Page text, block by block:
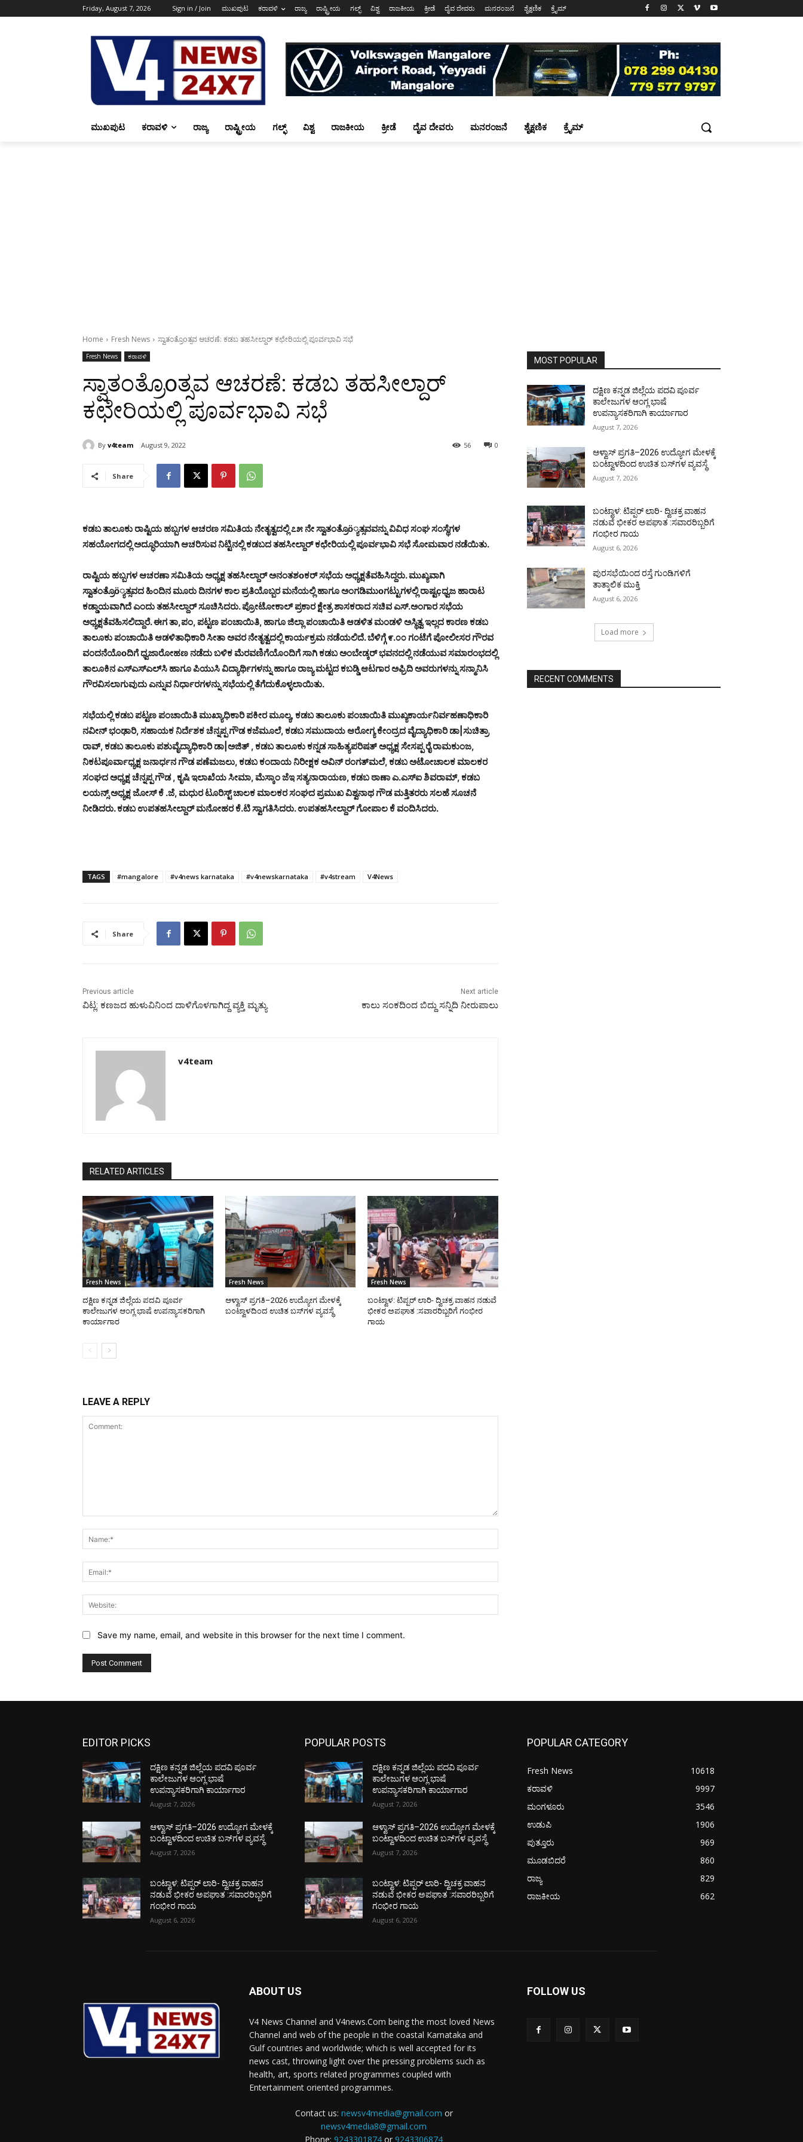
Friday, August 7, 2026 Sign in / Join ಮುಖಪುಟ ಕರಾವಳಿ ರಾಜ್ಯ ರಾಷ್ಟ್ರೀಯ ಗಲ್ಫ್ ವಿಶ್ವ ರಾಜಕೀಯ ಕ್ರೀಡೆ ದೈವ ದೇವರು ಮನರಂಜನೆ ಶೈಕ್ಷಣಿಕ ಕ್ರೈಮ್
ಮುಖಪುಟ ಕರಾವಳಿ ರಾಜ್ಯ ರಾಷ್ಟ್ರೀಯ ಗಲ್ಫ್ ವಿಶ್ವ ರಾಜಕೀಯ ಕ್ರೀಡೆ ದೈವ ದೇವರು ಮನರಂಜನೆ ಶೈಕ್ಷಣಿಕ ಕ್ರೈಮ್
Home Fresh News ಸ್ವಾತಂತ್ರೊoತ್ಸವ ಆಚರಣೆ: ಕಡಬ ತಹಸೀಲ್ದಾರ್ ಕಛೇರಿಯಲ್ಲಿ ಪೂರ್ವಭಾವಿ ಸಭೆ
Fresh News ಕರಾವಳಿ
ಸ್ವಾತಂತ್ರೊoತ್ಸವ ಆಚರಣೆ: ಕಡಬ ತಹಸೀಲ್ದಾರ್
ಕಛೇರಿಯಲ್ಲಿ ಪೂರ್ವಭಾವಿ ಸಭೆ
By v4team August 9, 2022 0
56
Share
ಕಡಬ ತಾಲೂಕು ರಾಷ್ಟಿಯ ಹಬ್ಬಗಳ ಆಚರಣ ಸಮಿತಿಯ ನೇತೃತ್ವದಲ್ಲಿ ೭೫ ನೇ ಸ್ವಾತಂತ್ರೊö್ಯತ್ಸವವನ್ನು ವಿವಿಧ ಸಂಘ ಸಂಸ್ಥೆಗಳ
ಸಹಯೋಗದಲ್ಲಿ ಅದ್ಧೂರಿಯಾಗಿ ಆಚರಿಸುವ ನಿಟ್ಟಿನಲ್ಲಿ ಕಡಬದ ತಹಸೀಲ್ದಾರ್ ಕಛೇರಿಯಲ್ಲಿ ಪೂರ್ವಭಾವಿ ಸಭೆ ಸೋಮವಾರ ನಡೆಯಿತು.
ರಾಷ್ಟಿಯ ಹಬ್ಬಗಳ ಆಚರಣಾ ಸಮಿತಿಯ ಅಧ್ಯಕ್ಷ ತಹಸೀಲ್ದಾರ್ ಅನಂತಶoಕರ್ ಸಭೆಯ ಅಧ್ಯಕ್ಷತೆವಹಿಸಿದ್ದರು. ಮುಖ್ಯವಾಗಿ
ಸ್ವಾತಂತ್ರೊö್ಯತ್ಸವದ ಹಿಂದಿನ ಮೂರು ದಿನಗಳ ಕಾಲ ಪ್ರತಿಯೊಬ್ಬರ ಮನೆಯಲ್ಲಿ ಹಾಗೂ ಅಂಗಡಿಮುoಗಟ್ಟುಗಳಲ್ಲಿ ರಾಷ್ಟçಧ್ವಜ ಹಾರಾಟ
ಕಡ್ಡಾಯವಾಗಿದೆ ಎಂದು ತಹಸೀಲ್ದಾರ್ ಸೂಚಿಸಿದರು. ಪ್ರೋಟೋಕಾಲ್ ಪ್ರಕಾರ ಕ್ಷೇತ್ರ ಶಾಸಕರಾದ ಸಚಿವ ಎಸ್.ಅಂಗಾರ ಸಭೆಯ
ಅಧ್ಯಕ್ಷತೆವಹಿಸಲಿದ್ದಾರೆ. ಈಗ ತಾ,ಪಂ, ಪಟ್ಟಣ ಪಂಚಾಯಿತಿ, ಹಾಗೂ ಜಿಲ್ಲಾ ಪಂಚಾಯಿತಿ ಆಡಳಿತ ಮಂಡಳಿ ಅಸ್ಥಿತ್ವ ಇಲ್ಲದ ಕಾರಣ ಕಡಬ
ತಾಲೂಕು ಪಂಚಾಯಿತಿ ಆಡಳಿತಾಧಿಕಾರಿ ಸೀತಾ ಅವರ ನೇತೃತ್ವದಲ್ಲಿ ಕಾರ್ಯಕ್ರಮ ನಡೆಯಲಿದೆ. ಬೆಳಿಗ್ಗೆ ೯.೦೦ ಗಂಟೆಗೆ ಪೋಲೀಸರ ಗೌರವ
ವಂದನೆಯೊoದಿಗೆ ಧ್ವಜಾರೋಹಣ ನಡೆದು ಬಳಿಕ ಮೆರವಣಿಗೆಯೊಂದಿಗೆ ಸಾಗಿ ಕಡಬ ಅಂಬೇಡ್ಕರ್ ಭವನದಲ್ಲಿ ನಡೆಯುವ ಸಮಾರಂಭದಲ್ಲಿ
ತಾಲೂಕಿನ ಎಸ್‌ಎಸ್‌ಎಲ್‌ಸಿ ಹಾಗೂ ಪಿಯುಸಿ ವಿದ್ಯಾರ್ಥಿಗಳನ್ನು ಹಾಗೂ ರಾಜ್ಯ ಮಟ್ಟದ ಕಬಡ್ಡಿ ಆಟಗಾರ ಅಫ್ರಿದಿ ಅವರುಗಳನ್ನು ಸನ್ಮಾನಿಸಿ
ಗೌರವಿಸಲಾಗುವುದು ಎನ್ನುವ ನಿರ್ಧಾರಗಳನ್ನು ಸಭೆಯಲ್ಲಿ ತೆಗೆದುಕೊಳ್ಳಲಾಯಿತು.
ಸಭೆಯಲ್ಲಿ ಕಡಬ ಪಟ್ಟಣ ಪಂಚಾಯಿತಿ ಮುಖ್ಯಾಧಿಕಾರಿ ಪಕೀರ ಮೂಲ್ಯ, ಕಡಬ ತಾಲೂಕು ಪಂಚಾಯಿತಿ ಮುಖ್ಯಕಾರ್ಯನಿರ್ವಹಣಾಧಿಕಾರಿ
ನವೀನ್ ಭಂಢಾರಿ, ಸಹಾಯಕ ನಿರ್ದೆಶಕ ಚೆನ್ನಪ್ಪ ಗೌಡ ಕಜೆಮೂಲೆ, ಕಡಬ ಸಮುದಾಯ ಆರೋಗ್ಯ ಕೇಂದ್ರದ ವೈದ್ಯಾಧಿಕಾರಿ ಡಾ|ಸುಚಿತ್ರಾ
ರಾವ್, ಕಡಬ ತಾಲೂಕು ಪಶುವೈದ್ಯಾಧಿಕಾರಿ ಡಾ|ಅಜಿತ್ , ಕಡಬ ತಾಲೂಕು ಕನ್ನಡ ಸಾಹಿತ್ಯಪರಿಷತ್ ಅಧ್ಯಕ್ಷ ಸೇಸಪ್ಪ ರೈ ರಾಮಕುಂಜ,
ನಿಕಟಪೂರ್ವಾಧ್ಯಕ್ಷ ಜನಾರ್ಧನ ಗೌಡ ಪಣೆಮಜಲು, ಕಡಬ ಕಂದಾಯ ನಿರೀಕ್ಷಕ ಅವಿನ್ ರಂಗತ್‌ಮಲೆ, ಕಡಬ ಅಟೋಚಾಲಕ ಮಾಲಕರ
ಸಂಘದ ಅಧ್ಯಕ್ಷ ಚೆನ್ನಪ್ಪ ಗೌಡ , ಕೃಷಿ ಇಲಾಖೆಯ ಸೀಮಾ, ಮೆಸ್ಕಾಂ ಜೆಇ ಸತ್ಯನಾರಾಯಣ, ಕಡಬ ಠಾಣಾ ಎ.ಎಸ್‌ಐ ಶಿವರಾಮ್, ಕಡಬ
ಲಯನ್ಸ್ ಅಧ್ಯಕ್ಷ ಜೋಸ್ ಕೆ .ಜೆ, ಮಧುರ ಟೂರಿಸ್ಟ್ ಚಾಲಕ ಮಾಲಕರ ಸಂಘದ ಪ್ರಮುಖ ವಿಶ್ವನಾಥ ಗೌಡ ಮತ್ತಿತರರು ಸಲಹೆ ಸೂಚನೆ
ನೀಡಿದರು. ಕಡಬ ಉಪತಹಸೀಲ್ದಾರ್ ಮನೋಹರ ಕೆ.ಟಿ ಸ್ವಾಗತಿಸಿದರು. ಉಪತಹಸೀಲ್ದಾರ್ ಗೋಪಾಲ ಕೆ ವಂದಿಸಿದರು.
TAGS #mangalore #v4news karnataka #v4newskarnataka #v4stream V4News
Share
Previous article
ವಿಟ್ಲ: ಕಣಜದ ಹುಳುವಿನಿಂದ ದಾಳಿಗೊಳಗಾಗಿದ್ದ ವ್ಯಕ್ತಿ ಮೃತ್ಯು
Next article
ಕಾಲು ಸಂಕದಿಂದ ಬಿದ್ದು ಸನ್ನಿದಿ ನೀರುಪಾಲು
v4team
RELATED ARTICLES
Fresh News
ದಕ್ಷಿಣ ಕನ್ನಡ ಜಿಲ್ಲೆಯ ಪದವಿ ಪೂರ್ವ
ಕಾಲೇಜುಗಳ ಆಂಗ್ಲ ಭಾಷೆ ಉಪನ್ಯಾಸಕರಿಗಾಗಿ
ಕಾರ್ಯಾಗಾರ
Fresh News
ಆಳ್ವಾಸ್ ಪ್ರಗತಿ–2026 ಉದ್ಯೋಗ ಮೇಳಕ್ಕೆ
ಬಂಟ್ವಾಳದಿಂದ ಉಚಿತ ಬಸ್‌ಗಳ ವ್ಯವಸ್ಥೆ
Fresh News
ಬಂಟ್ವಾಳ: ಟಿಪ್ಪರ್ ಲಾರಿ- ದ್ವಿಚಕ್ರ ವಾಹನ ನಡುವೆ
ಭೀಕರ ಅಪಘಾತ :ಸವಾರರಿಬ್ಬರಿಗೆ ಗಂಭೀರ
ಗಾಯ
LEAVE A REPLY
Save my name, email, and website in this browser for the next time I comment.
MOST POPULAR
ದಕ್ಷಿಣ ಕನ್ನಡ ಜಿಲ್ಲೆಯ ಪದವಿ ಪೂರ್ವ
ಕಾಲೇಜುಗಳ ಆಂಗ್ಲ ಭಾಷೆ
ಉಪನ್ಯಾಸಕರಿಗಾಗಿ ಕಾರ್ಯಾಗಾರ
August 7, 2026
ಆಳ್ವಾಸ್ ಪ್ರಗತಿ–2026 ಉದ್ಯೋಗ ಮೇಳಕ್ಕೆ
ಬಂಟ್ವಾಳದಿಂದ ಉಚಿತ ಬಸ್‌ಗಳ ವ್ಯವಸ್ಥೆ
August 7, 2026
ಬಂಟ್ವಾಳ: ಟಿಪ್ಪರ್ ಲಾರಿ- ದ್ವಿಚಕ್ರ ವಾಹನ
ನಡುವೆ ಭೀಕರ ಅಪಘಾತ :ಸವಾರರಿಬ್ಬರಿಗೆ
ಗಂಭೀರ ಗಾಯ
August 6, 2026
ಪುರಸಭೆಯಿಂದ ರಸ್ತೆ ಗುಂಡಿಗಳಿಗೆ
ತಾತ್ಕಾಲಿಕ ಮುಕ್ತಿ
August 6, 2026
Load more
RECENT COMMENTS
EDITOR PICKS
ದಕ್ಷಿಣ ಕನ್ನಡ ಜಿಲ್ಲೆಯ ಪದವಿ ಪೂರ್ವ
ಕಾಲೇಜುಗಳ ಆಂಗ್ಲ ಭಾಷೆ
ಉಪನ್ಯಾಸಕರಿಗಾಗಿ ಕಾರ್ಯಾಗಾರ
August 7, 2026
ಆಳ್ವಾಸ್ ಪ್ರಗತಿ–2026 ಉದ್ಯೋಗ ಮೇಳಕ್ಕೆ
ಬಂಟ್ವಾಳದಿಂದ ಉಚಿತ ಬಸ್‌ಗಳ ವ್ಯವಸ್ಥೆ
August 7, 2026
ಬಂಟ್ವಾಳ: ಟಿಪ್ಪರ್ ಲಾರಿ- ದ್ವಿಚಕ್ರ ವಾಹನ
ನಡುವೆ ಭೀಕರ ಅಪಘಾತ :ಸವಾರರಿಬ್ಬರಿಗೆ
ಗಂಭೀರ ಗಾಯ
August 6, 2026
POPULAR POSTS
ದಕ್ಷಿಣ ಕನ್ನಡ ಜಿಲ್ಲೆಯ ಪದವಿ ಪೂರ್ವ
ಕಾಲೇಜುಗಳ ಆಂಗ್ಲ ಭಾಷೆ
ಉಪನ್ಯಾಸಕರಿಗಾಗಿ ಕಾರ್ಯಾಗಾರ
August 7, 2026
ಆಳ್ವಾಸ್ ಪ್ರಗತಿ–2026 ಉದ್ಯೋಗ ಮೇಳಕ್ಕೆ
ಬಂಟ್ವಾಳದಿಂದ ಉಚಿತ ಬಸ್‌ಗಳ ವ್ಯವಸ್ಥೆ
August 7, 2026
ಬಂಟ್ವಾಳ: ಟಿಪ್ಪರ್ ಲಾರಿ- ದ್ವಿಚಕ್ರ ವಾಹನ
ನಡುವೆ ಭೀಕರ ಅಪಘಾತ :ಸವಾರರಿಬ್ಬರಿಗೆ
ಗಂಭೀರ ಗಾಯ
August 6, 2026
POPULAR CATEGORY
Fresh News
10618
ಕರಾವಳಿ
9997
ಮಂಗಳೂರು
3546
ಉಡುಪಿ
1906
ಪುತ್ತೂರು
969
ಮೂಡಬಿದರೆ
860
ರಾಜ್ಯ
829
ರಾಜಕೀಯ
662
ABOUT US
V4 News Channel and V4news.Com being the most loved News
Channel and web of the people in the coastal Karnataka and
Gulf countries and worldwide; which is well accepted for its
news cast, throwing light over the pressing problems such as
health, art, sports related programmes coupled with
Entertainment oriented programmes.
Contact us: newsv4media@gmail.com or
newsv4media8@gmail.com
Phone: 9243301874 or 9243306874
FOLLOW US